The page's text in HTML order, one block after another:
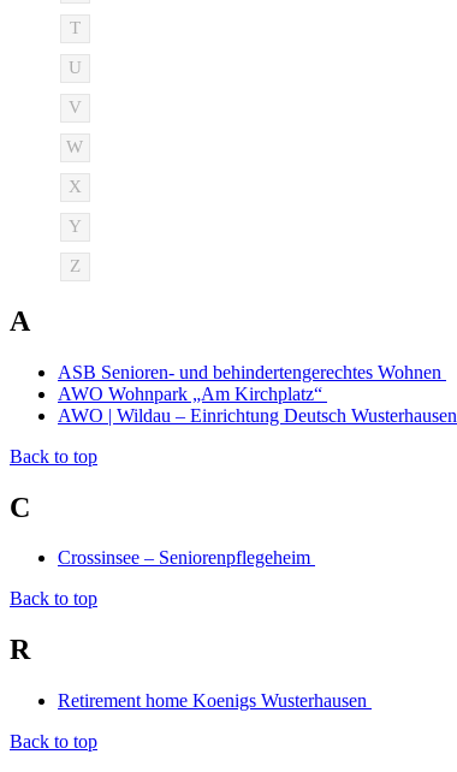
T
U
V
W
X
Y
Z
A
ASB Senioren- und behindertengerechtes Wohnen
AWO Wohnpark „Am Kirchplatz“
AWO | Wildau – Einrichtung Deutsch Wusterhausen
Back to top
C
Crossinsee – Seniorenpflegeheim
Back to top
R
Retirement home Koenigs Wusterhausen
Back to top